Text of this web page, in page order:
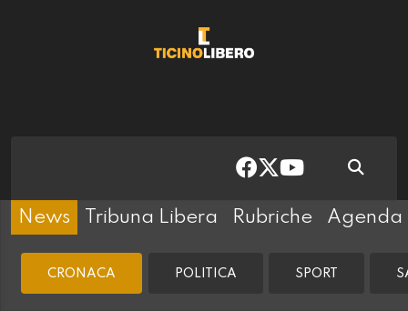
News Tribuna Libera Rubriche Agenda
CRONACA POLITICA SPORT